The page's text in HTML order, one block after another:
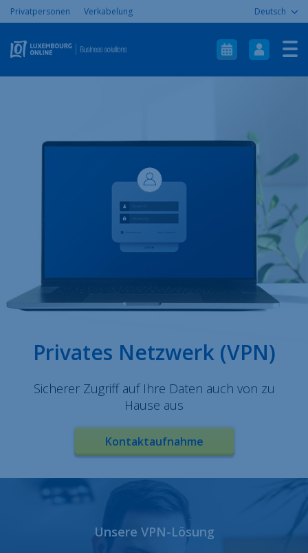
Telefonie
Mobil
Aide & Support
À propos
Contact
Plan du site
Privatpersonen Verkabelung Deutsch
Privates Netzwerk (VPN)
Sicherer Zugriff auf Ihre Daten auch von zu
Hause aus
Kontaktaufnahme
Unsere VPN-Lösung